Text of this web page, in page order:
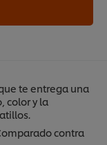
te entrega una
color y la
contra